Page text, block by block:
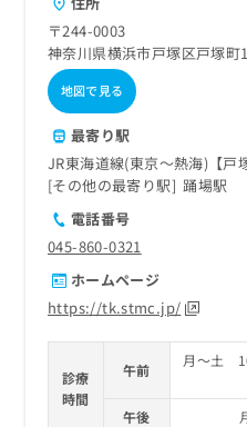
〒244-0003
神奈川県横浜市戸塚区戸塚
地図で見る
最寄り駅
JR東海道線(東京～熱海)【戸
その他の最寄り駅
踊場駅
電話番号
045-860-0321
ホームページ
https://tk.stmc.jp/
診療
時間
午前
月～土
午後